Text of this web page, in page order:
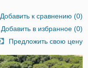
Добавить к сравнению (0)
Добавить в избранное(0)
Предложить свою цену